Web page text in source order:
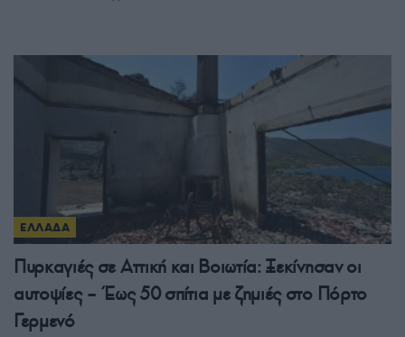
ΕΛΛΑΔΑ
Πυρκαγιές σε Αττική και Βοιωτία: Ξεκίνησαν οι
αυτοψίες – Έως 50 σπίτια με ζημιές στο Πόρτο
Γερμενό